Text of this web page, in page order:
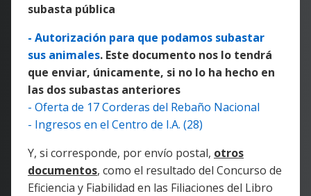
subasta pública
- Autorización para que podamos subastar
sus animales. Este documento nos lo tendrá
que enviar, únicamente, si no lo ha hecho en
las dos subastas anteriores
- Oferta de 17 Corderas del Rebaño Nacional
- Ingresos en el Centro de I.A. (28)
Y, si corresponde, por envío postal, otros
documentos, como el resultado del Concurso de
Eficiencia y Fiabilidad en las Filiaciones del Libro